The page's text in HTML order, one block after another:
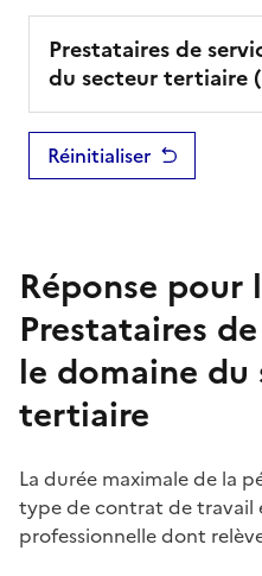
Prestataires de
du secteur tertiaire
Réinitialiser
Réponse pour
Prestataires
le domaine du
tertiaire
La durée maximale de la
type de contrat de travail
professionnelle dont